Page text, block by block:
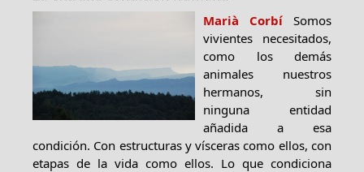
Marià Corbí Somos
vivientes necesitados,
como los demás
animales nuestros
hermanos, sin
ninguna entidad
añadida a esa
condición. Con estructuras y vísceras como ellos, con
etapas de la vida como ellos. Lo que condiciona